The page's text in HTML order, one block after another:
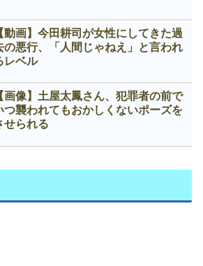
動画】今田耕司が女性にしてきた過
の悪行、「人間じゃねえ」と言われ
レベル
画像】土屋太鳳さん、犯罪者の前で
つ襲われてもおかしくないポーズを
せられる